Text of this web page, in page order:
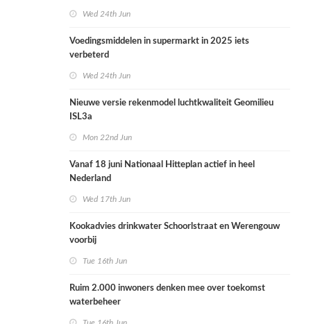
Wed 24th Jun
Voedingsmiddelen in supermarkt in 2025 iets
verbeterd
Wed 24th Jun
Nieuwe versie rekenmodel luchtkwaliteit Geomilieu
ISL3a
Mon 22nd Jun
Vanaf 18 juni Nationaal Hitteplan actief in heel
Nederland
Wed 17th Jun
Kookadvies drinkwater Schoorlstraat en Werengouw
voorbij
Tue 16th Jun
Ruim 2.000 inwoners denken mee over toekomst
waterbeheer